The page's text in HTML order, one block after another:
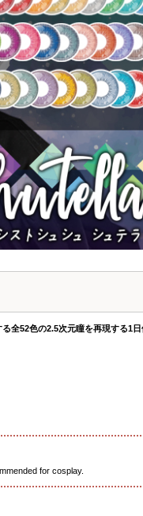
全52色の2.5次元瞳を再現する1
for cosplay.